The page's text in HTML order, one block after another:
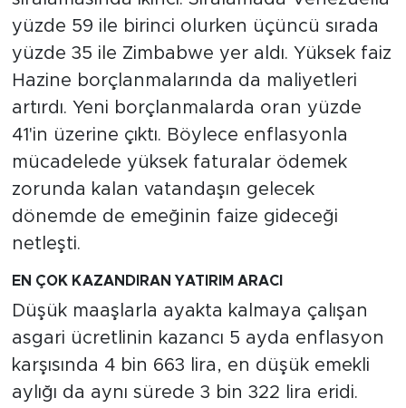
yüzde 59 ile birinci olurken üçüncü sırada
yüzde 35 ile Zimbabwe yer aldı. Yüksek faiz
Hazine borçlanmalarında da maliyetleri
artırdı. Yeni borçlanmalarda oran yüzde
41'in üzerine çıktı. Böylece enflasyonla
mücadelede yüksek faturalar ödemek
zorunda kalan vatandaşın gelecek
dönemde de emeğinin faize gideceği
netleşti.
EN ÇOK KAZANDIRAN YATIRIM ARACI
Düşük maaşlarla ayakta kalmaya çalışan
asgari ücretlinin kazancı 5 ayda enflasyon
karşısında 4 bin 663 lira, en düşük emekli
aylığı da aynı sürede 3 bin 322 lira eridi.
FOTO GALERİ
VİDEOLAR
ALINTI YAZARLAR
SOSYAL MEDYA